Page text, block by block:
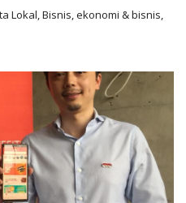
Lokal, Bisnis, ekonomi & bisnis,